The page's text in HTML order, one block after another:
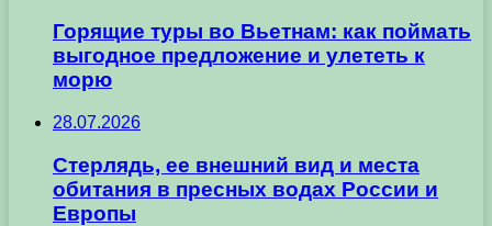
Горящие туры во Вьетнам: как поймать
выгодное предложение и улететь к
морю
28.07.2026
Стерлядь, ее внешний вид и места
обитания в пресных водах России и
Европы